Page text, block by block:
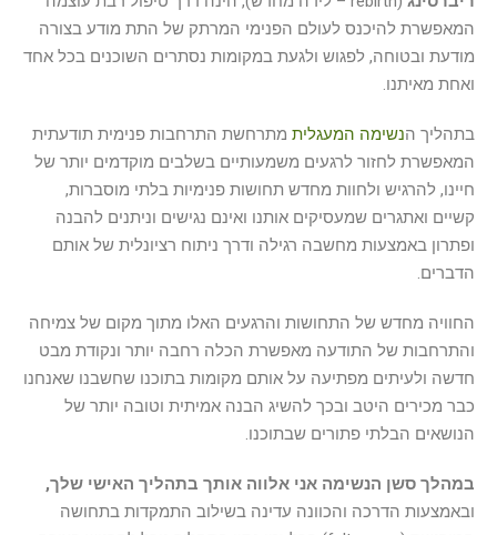
המאפשרת להיכנס לעולם הפנימי המרתק של התת מודע בצורה
מודעת ובטוחה, לפגוש ולגעת במקומות נסתרים השוכנים בכל אחד
ואחת מאיתנו.
בתהליך הנשימה המעגלית מתרחשת התרחבות פנימית תודעתית
המאפשרת לחזור לרגעים משמעותיים בשלבים מוקדמים יותר של
חיינו, להרגיש ולחוות מחדש תחושות פנימיות בלתי מוסברות,
קשיים ואתגרים שמעסיקים אותנו ואינם נגישים וניתנים להבנה
ופתרון באמצעות מחשבה רגילה ודרך ניתוח רציונלית של אותם
הדברים.
החוויה מחדש של התחושות והרגעים האלו מתוך מקום של צמיחה
והתרחבות של התודעה מאפשרת הכלה רחבה יותר ונקודת מבט
חדשה ולעיתים מפתיעה על אותם מקומות בתוכנו שחשבנו שאנחנו
כבר מכירים היטב ובכך להשיג הבנה אמיתית וטובה יותר של
הנושאים הבלתי פתורים שבתוכנו.
במהלך סשן הנשימה אני אלווה אותך בתהליך האישי שלך,
ובאמצעות הדרכה והכוונה עדינה בשילוב התמקדות בתחושה